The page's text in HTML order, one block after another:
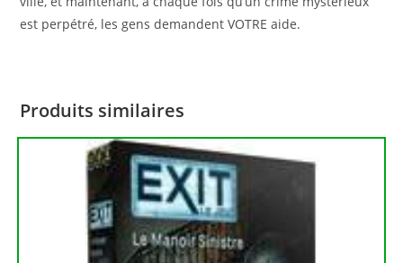
est perpétré, les gens demandent VOTRE aide.
Produits similaires